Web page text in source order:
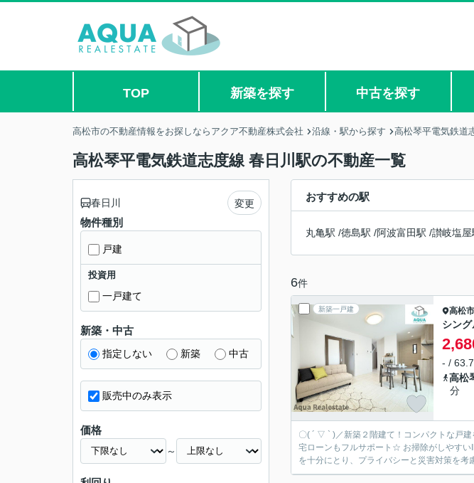
TOP 新築を探す 中古を探す
高松市の不動産情報をお探しならアクア不動産株式会社 沿線・駅から探す 高松琴平電気鉄道
高松琴平電気鉄道志度線 春日川駅の不動産一覧
おすすめの駅
丸亀駅 /徳島駅 /阿波富田駅 /讃岐塩屋
6件
新築一戸建 高松市
シン
- /
高松
分
〇( ´ ▽ ` )／新築２階建て！コンパクトな戸
宅ローンもフルサポート☆ お掃除がしやすいIHクッキングヒーターです。浴室乾燥機のあるお風呂場は洗濯物を干すときにも便利です。家同士の間隔
を十分にとり、プライバシーと災害対策を
春日川 変更
物件種別
戸建
投資用
一戸建て
新築・中古
指定しない 新築 中古
販売中のみ表示
価格
～